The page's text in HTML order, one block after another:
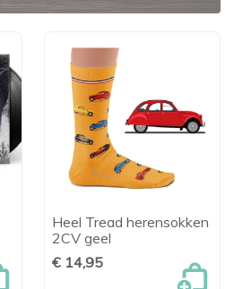
Heel Tread herensokken
2CV geel
€ 14,95